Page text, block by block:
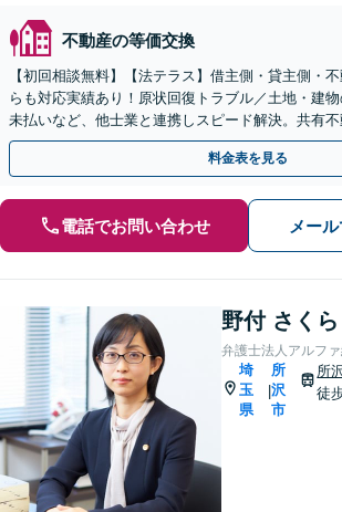
不動産の等価交換
【初回相談無料】【法テラス】借主側・貸主側・
らも対応実績あり！原状回復トラブル／土地・建
未払いなど、他士業と連携しスピード解決。共有
も詳しい【完全個室】【夜間対応】【せんげん台
料金表を見る
電話でお問い合わせ メー
野付 さくら
弁護士法人アルフ
埼
玉
県
|
所
沢
市
所
徒